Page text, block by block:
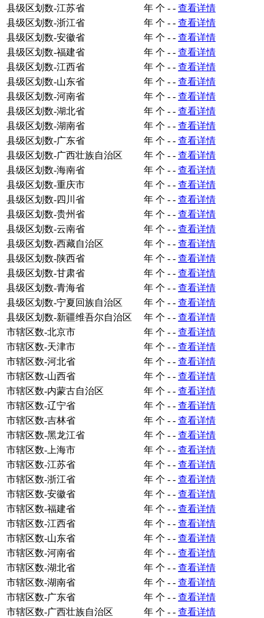
县级区划数-江苏省
年 个 - - 查看详情
县级区划数-浙江省
年 个 - - 查看详情
县级区划数-安徽省
年 个 - - 查看详情
县级区划数-福建省
年 个 - - 查看详情
县级区划数-江西省
年 个 - - 查看详情
县级区划数-山东省
年 个 - - 查看详情
县级区划数-河南省
年 个 - - 查看详情
县级区划数-湖北省
年 个 - - 查看详情
县级区划数-湖南省
年 个 - - 查看详情
县级区划数-广东省
年 个 - - 查看详情
县级区划数-广西壮族自治区
年 个 - - 查看详情
县级区划数-海南省
年 个 - - 查看详情
县级区划数-重庆市
年 个 - - 查看详情
县级区划数-四川省
年 个 - - 查看详情
县级区划数-贵州省
年 个 - - 查看详情
县级区划数-云南省
年 个 - - 查看详情
县级区划数-西藏自治区
年 个 - - 查看详情
县级区划数-陕西省
年 个 - - 查看详情
县级区划数-甘肃省
年 个 - - 查看详情
县级区划数-青海省
年 个 - - 查看详情
县级区划数-宁夏回族自治区
年 个 - - 查看详情
县级区划数-新疆维吾尔自治区
年 个 - - 查看详情
市辖区数-北京市
年 个 - - 查看详情
市辖区数-天津市
年 个 - - 查看详情
市辖区数-河北省
年 个 - - 查看详情
市辖区数-山西省
年 个 - - 查看详情
市辖区数-内蒙古自治区
年 个 - - 查看详情
市辖区数-辽宁省
年 个 - - 查看详情
市辖区数-吉林省
年 个 - - 查看详情
市辖区数-黑龙江省
年 个 - - 查看详情
市辖区数-上海市
年 个 - - 查看详情
市辖区数-江苏省
年 个 - - 查看详情
市辖区数-浙江省
年 个 - - 查看详情
市辖区数-安徽省
年 个 - - 查看详情
市辖区数-福建省
年 个 - - 查看详情
市辖区数-江西省
年 个 - - 查看详情
市辖区数-山东省
年 个 - - 查看详情
市辖区数-河南省
年 个 - - 查看详情
市辖区数-湖北省
年 个 - - 查看详情
市辖区数-湖南省
年 个 - - 查看详情
市辖区数-广东省
年 个 - - 查看详情
市辖区数-广西壮族自治区
年 个 - - 查看详情